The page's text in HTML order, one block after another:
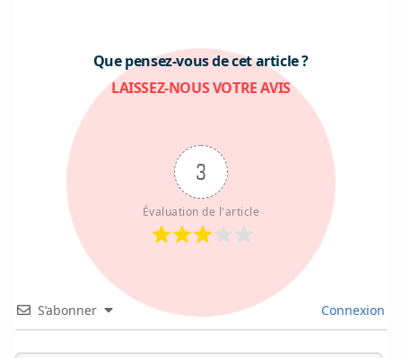
Que pensez-vous de cet article ?
LAISSEZ-NOUS VOTRE AVIS
3
Évaluation de l'article
S’abonner Connexion